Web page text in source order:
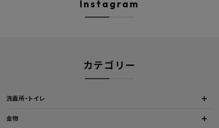
FAX注文はこちらから
Instagram
カテゴリー
洗面所・トイレ
金物